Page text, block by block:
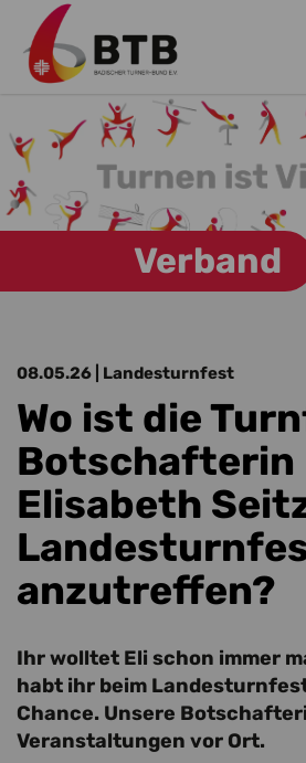
Zum Hauptinhalt springen
Verband
08.05.26 | Landesturnfest
Wo ist die
Botschafterin
Elisabeth
anzutreffen?
Ihr wolltet Eli schon immer
habt ihr beim
Chance. Unsere
Veranstaltungen vor Ort.